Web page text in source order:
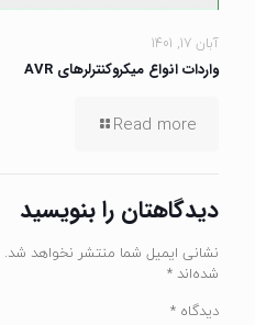
آبان 17, 1401
واردات انواع میکروکنترلرهای AVR
Read more
دیدگاهتان را بنویسید
نشانی ایمیل شما منتشر نخواهد شد.
شده‌اند *
دیدگاه *